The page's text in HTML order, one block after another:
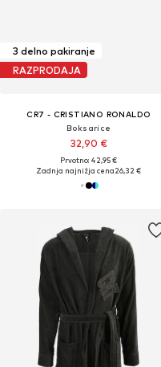
3 delno pakiranje
RAZPRODAJA
CR7 - CRISTIANO RONALDO
Boksarice
32,90 €
Prvotno: 42,95 €
Zadnja najnižja cena26,32 €